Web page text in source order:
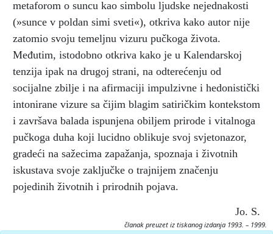
metaforom o suncu kao simbolu ljudske nejednakosti
(»sunce v poldan simi sveti«), otkriva kako autor nije
zatomio svoju temeljnu vizuru pučkoga života.
Međutim, istodobno otkriva kako je u Kalendarskoj
tenzija ipak na drugoj strani, na odterećenju od
socijalne zbilje i na afirmaciji impulzivne i hedonistički
intonirane vizure sa čijim blagim satiričkim kontekstom
i završava balada ispunjena obiljem prirode i vitalnoga
pučkoga duha koji lucidno oblikuje svoj svjetonazor,
gradeći na sažecima zapažanja, spoznaja i životnih
iskustava svoje zaključke o trajnijem značenju
pojedinih životnih i prirodnih pojava.
Jo. S.
članak preuzet iz tiskanog izdanja 1993. – 1999.